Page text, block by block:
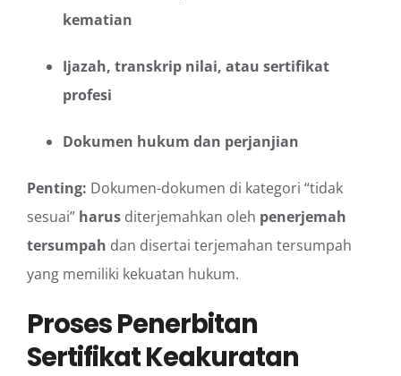
kematian
Ijazah, transkrip nilai, atau sertifikat
profesi
Dokumen hukum dan perjanjian
Penting: Dokumen-dokumen di kategori “tidak
sesuai” harus diterjemahkan oleh penerjemah
tersumpah dan disertai terjemahan tersumpah
yang memiliki kekuatan hukum.
Proses Penerbitan
Sertifikat Keakuratan